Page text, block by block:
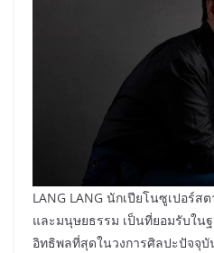
LANG LANG นักเปียโนซูเปอร์ส
และมนุษยธรรม เป็นที่ยอมรับใน
อิทธิพลที่สุดในวงการศิลปะปัจจุ